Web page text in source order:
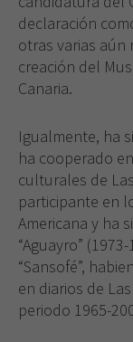
declaración
otras varias aún
creación del
Canaria.
Igualmente, ha
ha cooperado
culturales de
participante en
Americana y ha
“Aguayro”
“Sansofé”,
en diarios de
periodo 1965-